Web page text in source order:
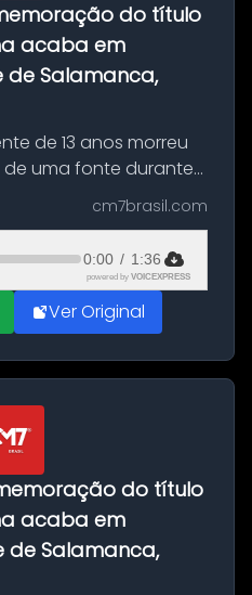
do título
acaba em
Salamanca,
de 13 anos morreu
uma fonte durante
título da Copa do
Espanha, em
de Salamanca,
cm7brasil.com
0:00 / 1:36
powered by VOICEXPRESS
Ver Original
do título
acaba em
Salamanca,